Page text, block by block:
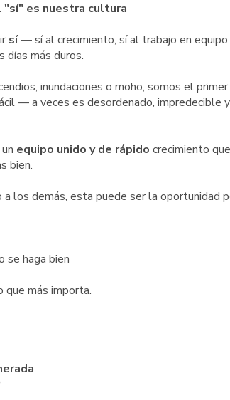
"sí" es nuestra cultura
sí— sí al crecimiento, sí al trabajo en equipo
días más duros.
inundaciones o moho, somos el
— a veces es desordenado,
equipo unido y de rápido crecimiento
bien.
los demás, esta puede ser la oportunidad
se haga bien
que más importa.